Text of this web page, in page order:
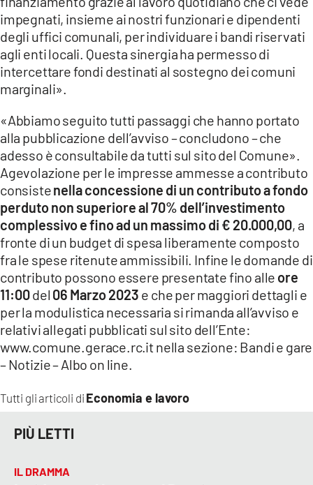
Tutti gli articoli di Economia e lavoro
impegnati, insieme ai nostri funzionari e dipendenti
degli uffici comunali, per individuare i bandi riservati
agli enti locali. Questa sinergia ha permesso di
intercettare fondi destinati al sostegno dei comuni
marginali».
«Abbiamo seguito tutti passaggi che hanno portato
alla pubblicazione dell’avviso – concludono – che
adesso è consultabile da tutti sul sito del Comune».
Agevolazione per le impresse ammesse a contributo
consistenella concessione di un contributo a fondo
perduto non superiore al 70% dell’investimento
complessivo e fino ad un massimo di € 20.000,00, a
fronte di un budget di spesa liberamente composto
fra le spese ritenute ammissibili. Infine le domande di
contributo possono essere presentate fino alle ore
11:00del 06 Marzo 2023 e che per maggiori dettagli e
per la modulistica necessaria si rimanda all’avviso e
relativi allegati pubblicati sul sito dell’Ente:
www.comune.gerace.rc.it nella sezione: Bandi e gare
– Notizie – Albo on line.
PIÙ LETTI
IL DRAMMA